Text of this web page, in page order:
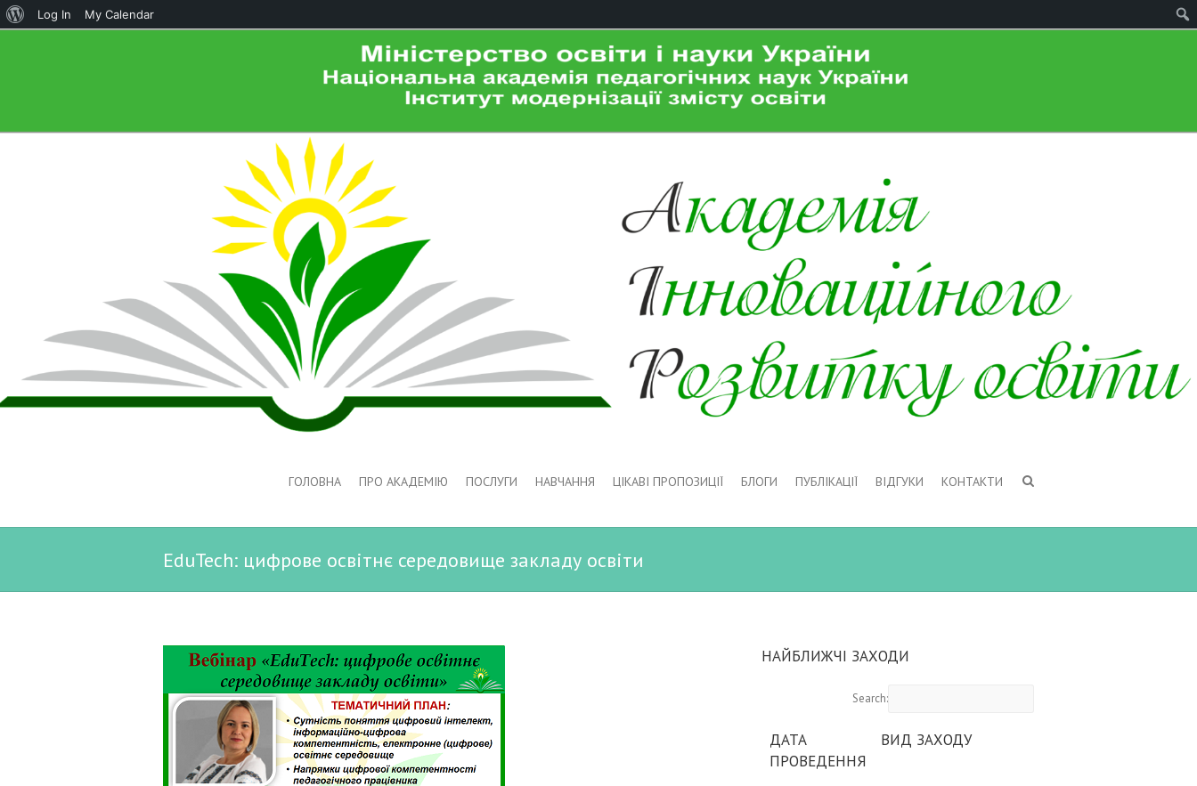
ГОЛОВНА ПРО АКАДЕМІЮ ПОСЛУГИ НАВЧАННЯ ЦІКАВІ ПРОПОЗИЦІЇ БЛОГИ ПУБЛІКАЦІЇ ВІДГУКИ КОНТАКТИ
EduTech: цифрове освітнє середовище закладу освіти
НАЙБЛИЖЧІ ЗАХОДИ
Search:
ДАТА
ПРОВЕДЕННЯ
ВИД ЗАХОДУ
About
Log In My Calendar